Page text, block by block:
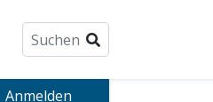
Anmelden